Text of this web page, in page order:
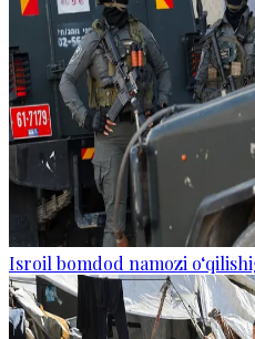
Isroil bomdod namozi